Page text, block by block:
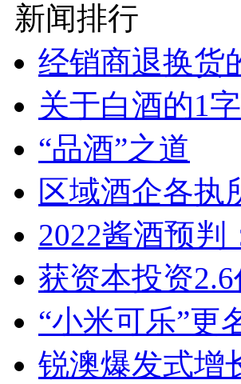
新闻排行
经销商退换货
关于白酒的1
“品酒”之道
区域酒企各执
2022酱酒预
获资本投资
“小米可乐”更
锐澳爆发式增